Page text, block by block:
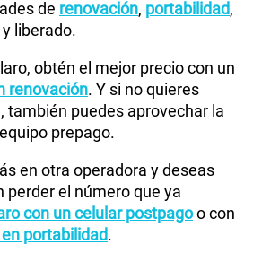
de renovación, portabilidad,
liberado.
obtén el mejor precio con un
renovación. Y si no quieres
también puedes aprovechar la
prepago.
en otra operadora y deseas
perder el número que ya
con un celular postpagoo con
portabilidad.